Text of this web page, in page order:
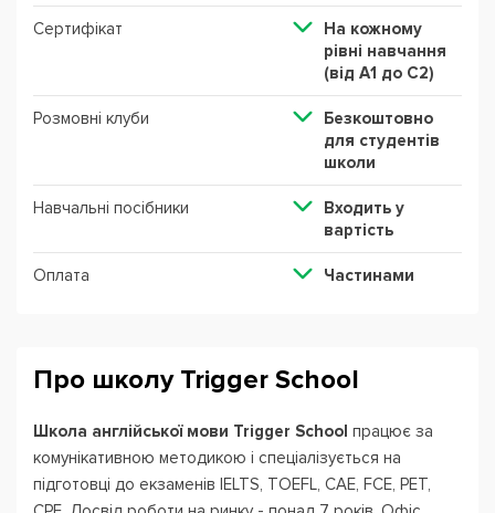
Сертифікат
На кожному
рівні навчання
(від А1 до С2)
Розмовні клуби
Безкоштовно
для студентів
школи
Навчальні посібники
Входить у
вартість
Оплата Частинами
Про школу Trigger School
Школа англійської мови Trigger School працює за
комунікативною методикою і спеціалізується на
підготовці до екзаменів IELTS, TOEFL, CAE, FCE, PET,